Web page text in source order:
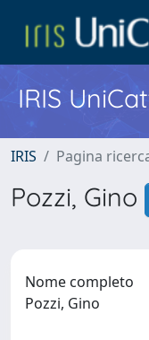
IRIS
IRIS Pagina
Pozzi, Gino
Nome completo
Pozzi, Gino